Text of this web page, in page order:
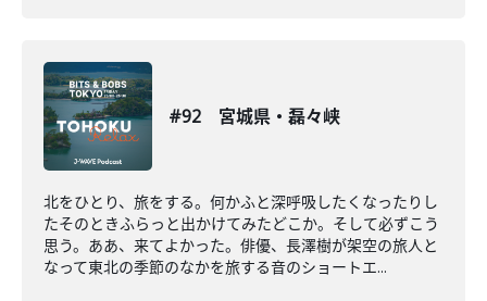
#92 宮城県・磊々峡
北をひとり、旅をする。何かふと深呼吸したくなったりし
たそのときふらっと出かけてみたどこか。そして必ずこう
思う。ああ、来てよかった。俳優、長澤樹が架空の旅人と
なって東北の季節のなかを旅する音のショートエ...